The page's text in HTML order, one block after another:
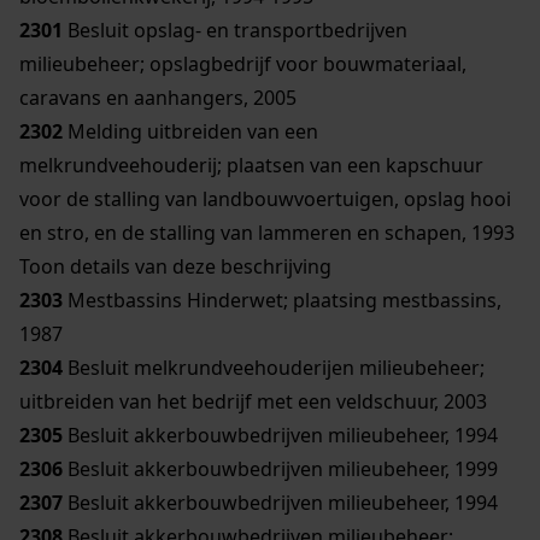
2301 Besluit opslag- en transportbedrijven
milieubeheer; opslagbedrijf voor bouwmateriaal,
caravans en aanhangers, 2005
2302 Melding uitbreiden van een
melkrundveehouderij; plaatsen van een kapschuur
voor de stalling van landbouwvoertuigen, opslag hooi
en stro, en de stalling van lammeren en schapen, 1993
Toon details van deze beschrijving
2303 Mestbassins Hinderwet; plaatsing mestbassins,
1987
2304 Besluit melkrundveehouderijen milieubeheer;
uitbreiden van het bedrijf met een veldschuur, 2003
2305 Besluit akkerbouwbedrijven milieubeheer, 1994
2306 Besluit akkerbouwbedrijven milieubeheer, 1999
2307 Besluit akkerbouwbedrijven milieubeheer, 1994